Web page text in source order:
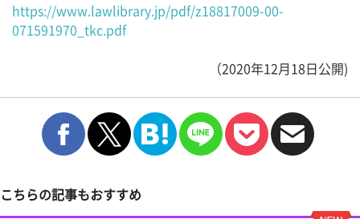
https://www.lawlibrary.jp/pdf/z18817009-00-
071591970_tkc.pdf
（2020年12月18日公開)
こちらの記事もおすすめ